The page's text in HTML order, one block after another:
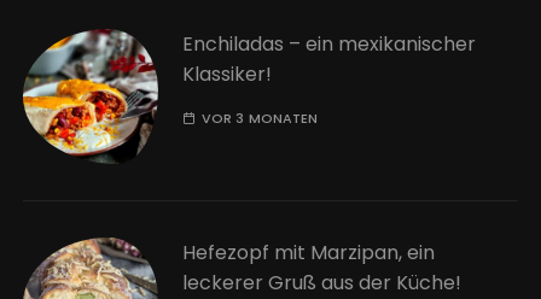
Enchiladas – ein mexikanischer
Klassiker!
VOR 3 MONATEN
Hefezopf mit Marzipan, ein
leckerer Gruß aus der Küche!